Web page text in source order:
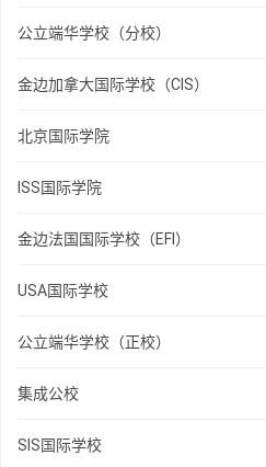
公立端华学校（分校）
金边加拿大国际学校（CIS）
北京国际学院
ISS国际学院
金边法国国际学校（EFI）
USA国际学校
公立端华学校（正校）
集成公校
SIS国际学校